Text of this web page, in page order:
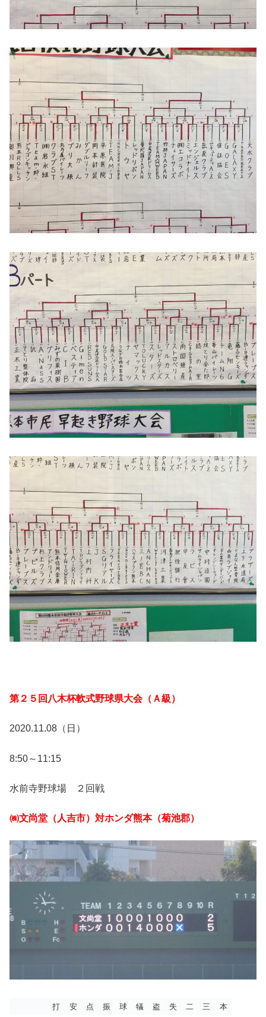
第２５回八木杯軟式野球県大会（Ａ級）
2020.11.08（日）
8:50～11:15
水前寺野球場 ２回戦
㈱文尚堂（人吉市）対ホンダ熊本（菊池郡）
打 安 点 振 球 犠 盗 失 二 三 本